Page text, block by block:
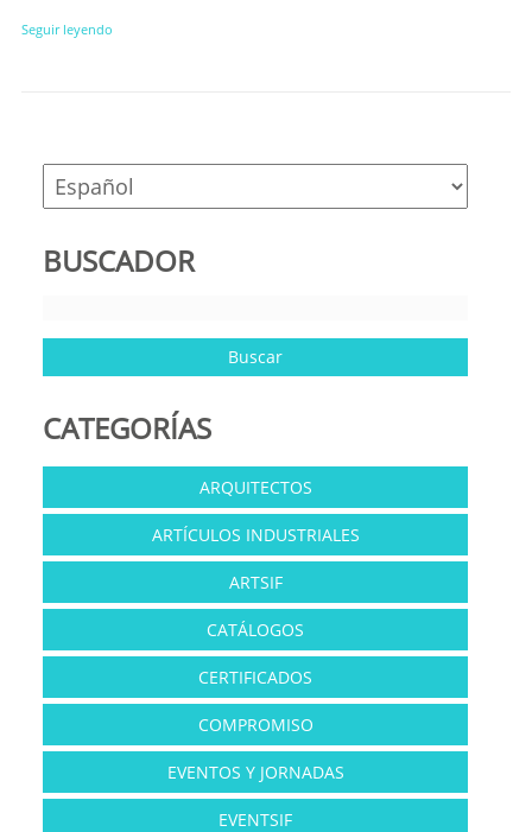
Seguir leyendo
BUSCADOR
CATEGORÍAS
ARQUITECTOS
ARTÍCULOS INDUSTRIALES
ARTSIF
CATÁLOGOS
CERTIFICADOS
COMPROMISO
EVENTOS Y JORNADAS
EVENTSIF